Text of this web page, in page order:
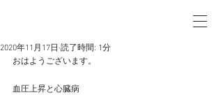
2020年11月17日 読了時間: 1分
おはようございます。
血圧上昇と心臓病